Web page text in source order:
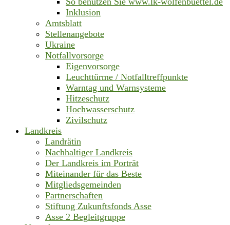
Inklusion
Amtsblatt
Stellenangebote
Ukraine
Notfallvorsorge
Eigenvorsorge
Leuchttürme / Notfalltreffpunkte
Warntag und Warnsysteme
Hitzeschutz
Hochwasserschutz
Zivilschutz
Landkreis
Landrätin
Nachhaltiger Landkreis
Der Landkreis im Porträt
Miteinander für das Beste
Mitgliedsgemeinden
Partnerschaften
Stiftung Zukunftsfonds Asse
Asse 2 Begleitgruppe